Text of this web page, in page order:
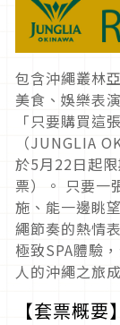
包含沖繩叢林
美食、娛樂表
「只要購買這
（JUNGLIA
於5月22日起
票）。 只要一
施、能一邊眺
繩節奏的熱情
極致SPA體驗
人的沖繩之旅
【套票概